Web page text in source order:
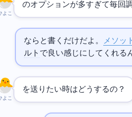
よこ
curlのオプションが多すぎて毎回
HTTPieなら`http GET /api`と書くだけだよ。 HTTPメソッ
ルト で良い感じにしてくれる
よこ
を送りたい時はどうするの？